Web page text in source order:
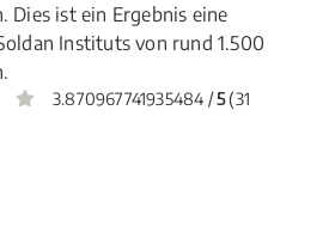
Dies ist ein Ergebnis eine
Instituts von rund 1.500
3.870967741935484 /5(31